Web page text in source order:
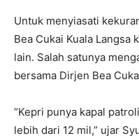
Untuk menyiasati
Bea Cukai Kuala Langsa
lain. Salah satunya
bersama Dirjen Bea
“Kepri punya kapal
lebih dari 12 mil,” ujar